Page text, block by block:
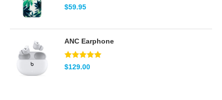
Note5.00
sur 5
$59.95
ANC Earphone
Note5.00
sur 5
$129.00